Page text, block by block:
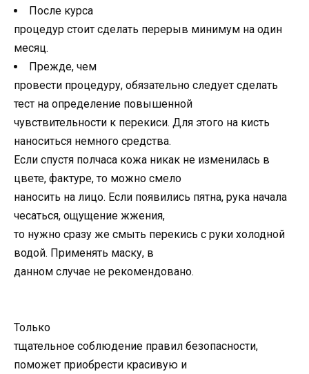
После курса
процедур стоит сделать перерыв минимум на один
месяц.
Прежде, чем
провести процедуру, обязательно следует сделать
тест на определение повышенной
чувствительности к перекиси. Для этого на кисть
наноситься немного средства.
Если спустя полчаса кожа никак не изменилась в
цвете, фактуре, то можно смело
наносить на лицо. Если появились пятна, рука начала
чесаться, ощущение жжения,
то нужно сразу же смыть перекись с руки холодной
водой. Применять маску, в
данном случае не рекомендовано.
Только
тщательное соблюдение правил безопасности,
поможет приобрести красивую и